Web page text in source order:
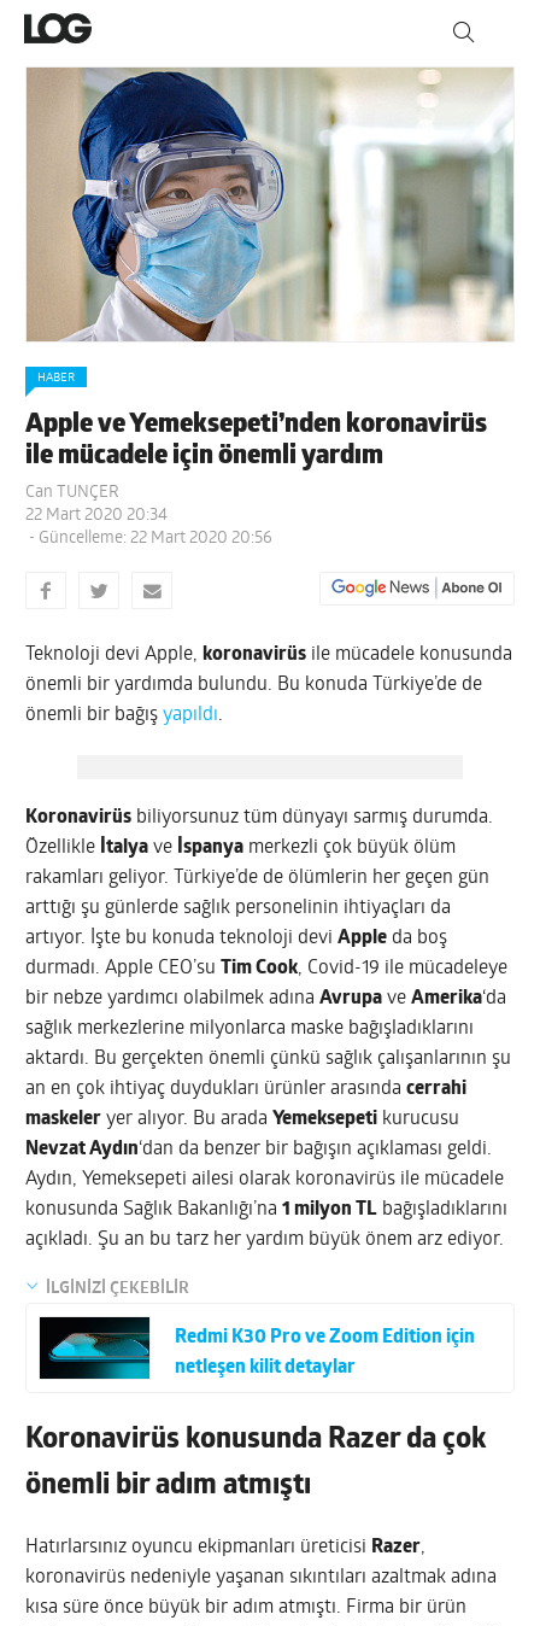
HABER
Apple ve Yemeksepeti’nden koronavirüs
ile mücadele için önemli yardım
Can TUNÇER
22 Mart 2020 20:34
- Güncelleme: 22 Mart 2020 20:56
Teknoloji devi Apple, koronavirüs ile mücadele konusunda
önemli bir yardımda bulundu. Bu konuda Türkiye’de de
önemli bir bağışyapıldı.
Koronavirüs biliyorsunuz tüm dünyayı sarmış durumda.
Özellikle İtalya ve İspanya merkezli çok büyük ölüm
rakamları geliyor. Türkiye’de de ölümlerin her geçen gün
arttığı şu günlerde sağlık personelinin ihtiyaçları da
artıyor. İşte bu konuda teknoloji deviApple da boş
durmadı. Apple CEO’su
Tim Cook, Covid-19 ile mücadeleye
bir nebze yardımcı olabilmek adınaAvrupa veAmerika‘da
sağlık merkezlerine milyonlarca maske bağışladıklarını
aktardı. Bu gerçekten önemli çünkü sağlık çalışanlarının şu
an en çok ihtiyaç duydukları ürünler arasındacerrahi
maskeler yer alıyor. Bu arada Yemeksepeti kurucusu
Nevzat Aydın‘dan da benzer bir bağışın açıklaması geldi.
Aydın, Yemeksepeti ailesi olarak koronavirüs ile mücadele
konusunda Sağlık Bakanlığı’na1 milyon TL bağışladıklarını
açıkladı. Şu an bu tarz her yardım büyük önem arz ediyor.
İLGİNİZİ ÇEKEBİLİR
Redmi K30 Pro ve Zoom Edition için
netleşen kilit detaylar
Koronavirüs konusunda Razer da çok
önemli bir adım atmıştı
Hatırlarsınız oyuncu ekipmanları üreticisi Razer,
koronavirüs nedeniyle yaşanan sıkıntıları azaltmak adına
kısa süre önce büyük bir adım atmıştı. Firma bir ürün